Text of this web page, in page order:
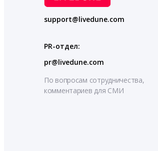
support@livedune.com
PR-отдел:
pr@livedune.com
По вопросам сотрудничества,
комментариев для СМИ